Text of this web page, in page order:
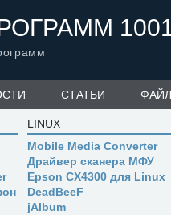
СТАТЬИ
LINUX
Mobile Media Converter
Драйвер сканера МФУ
Epson CX4300 для Linux
DeadBeeF
jAlbum